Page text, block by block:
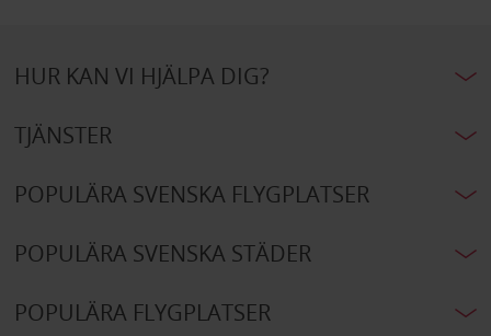
HUR KAN VI HJÄLPA DIG?
TJÄNSTER
POPULÄRA SVENSKA FLYGPLATSER
POPULÄRA SVENSKA STÄDER
POPULÄRA FLYGPLATSER